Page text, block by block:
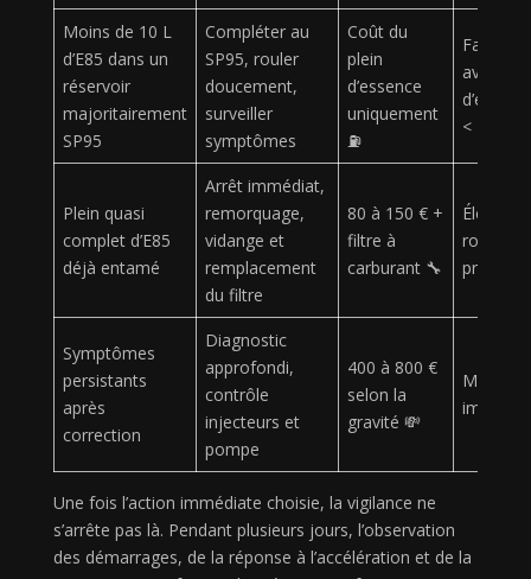
Moins de 10 L
d’E85 dans un
réservoir
majoritairement
SP95
Compléter au
SP95, rouler
doucement,
surveiller
symptômes
Coût du
plein
d’essence
uniquement
⛽
Faible
avec
d’éthanol
< 15 %
Plein quasi
complet d’E85
déjà entamé
Arrêt immédiat,
remorquage,
vidange et
remplacement
du filtre
80 à 150 € +
filtre à
carburant 🔧
Élevé si
roulage
prolongé
Symptômes
persistants
après
correction
Diagnostic
approfondi,
contrôle
injecteurs et
pompe
400 à 800 €
selon la
gravité 💸
Modéré
Une fois l’action immédiate choisie, la vigilance ne
s’arrête pas là. Pendant plusieurs jours, l’observation
des démarrages, de la réponse à l’accélération et de la